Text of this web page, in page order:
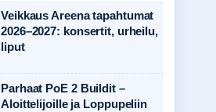
Veikkaus Areena tapahtumat
2026–2027: konsertit, urheilu,
liput
Parhaat PoE 2 Buildit –
Aloittelijoille ja Loppupeliin